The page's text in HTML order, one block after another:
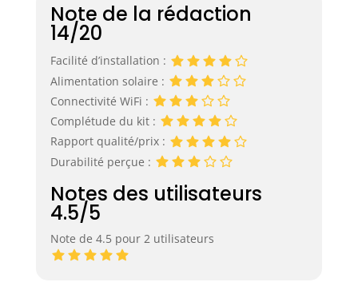
Note de la rédaction
14/20
Facilité d’installation :
Alimentation solaire :
Connectivité WiFi :
Complétude du kit :
Rapport qualité/prix :
Durabilité perçue :
Notes des utilisateurs
4.5/5
Note de 4.5 pour 2 utilisateurs